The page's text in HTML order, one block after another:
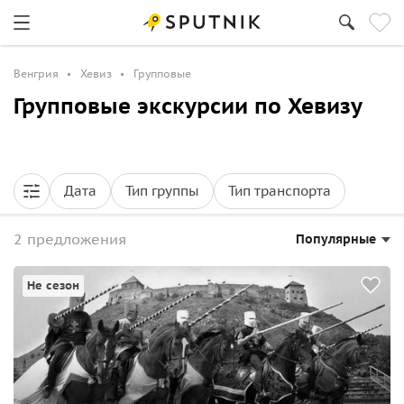
Венгрия Хевиз Групповые
Групповые экскурсии по Хевизу
Дата Тип группы Тип транспорта
2 предложения Популярные
Не сезон